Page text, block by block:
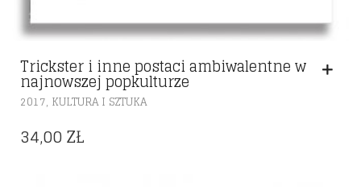
Trickster i inne postaci ambiwalentne w
najnowszej popkulturze
2017, KULTURA I SZTUKA
34,00ZŁ